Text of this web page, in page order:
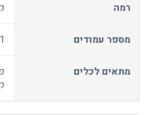
רמה
מספר עמודים 1
מתאים לכלים